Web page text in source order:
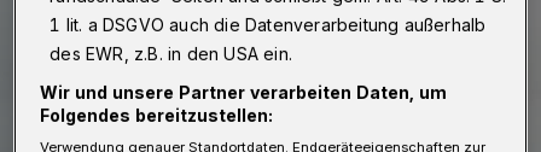
1 lit. a DSGVO auch die Datenverarbeitung außerhalb
des EWR, z.B. in den USA ein.
Wir und unsere Partner verarbeiten Daten, um
Folgendes bereitzustellen:
Verwendung genauer Standortdaten. Endgeräteeigenschaften zur